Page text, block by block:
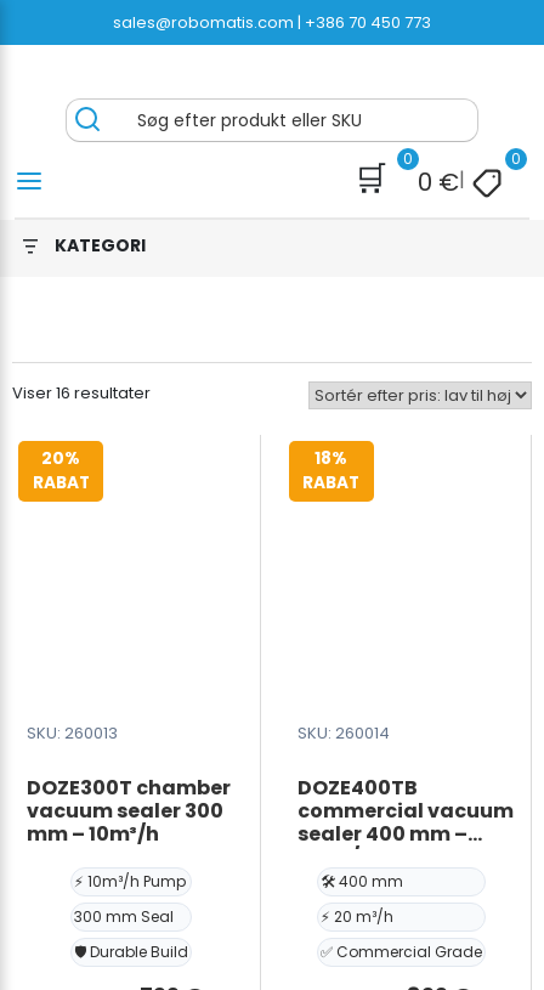
til
sales@robomatis.com | +386 70 450 773
ROBOMATIS®
Battery Strapping Tools and Packing Machines
Delivered Fast and Free
Søg efter produkt eller SKU
🛒 0
0 €|
0
KATEGORI
Viser 16 resultaterSorteret
20%
RABAT
SKU: 260013
DOZE300T chamber
vacuum sealer 300
mm – 10m³/h
⚡ 10m³/h Pump
300 mm Seal
🛡️ Durable Build
18%
RABAT
SKU: 260014
DOZE400TB
commercial vacuum
sealer 400 mm –
20m³/h
🛠️ 400 mm
⚡ 20 m³/h
✅ Commercial Grade